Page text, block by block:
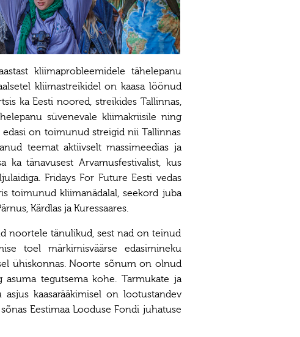
kliimaprobleemidele tähelepanu
kliimastreikidel on kaasa löönud
ka Eesti noored, streikides Tallinnas,
süvenevale kliimakriisile ning
edasi on toimunud streigid nii Tallinnas
teemat aktiivselt massimeedias ja
ka tänavusest Arvamusfestivalist, kus
Fridays For Future Eesti vedas
toimunud kliimanädalal, seekord juba
Kärdlas ja Kuressaares.
noortele tänulikud, sest nad on teinud
toel märkimisväärse edasimineku
ühiskonnas. Noorte sõnum on olnud
tegutsema kohe. Tarmukate ja
kaasarääkimisel on lootustandev
Eestimaa Looduse Fondi juhatuse